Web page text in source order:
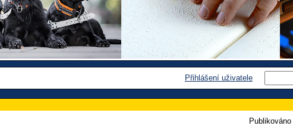
Přihlášení uživatele